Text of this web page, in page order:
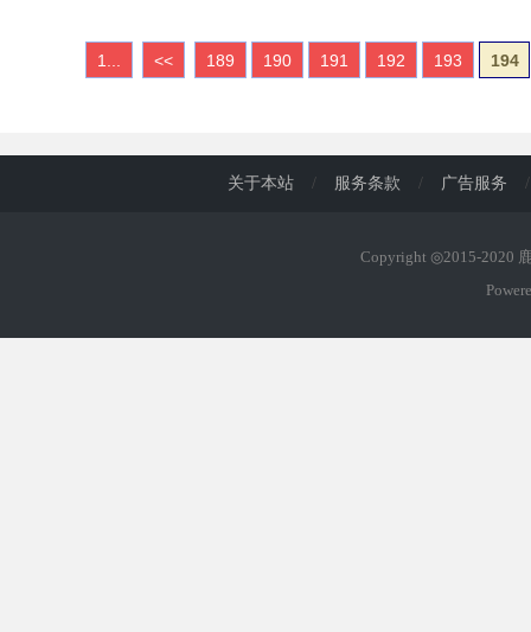
1... << 189 190 191 192 193 194
关于本站 / 服务条款 / 广告服务 /
Copyright ◎2015-2020